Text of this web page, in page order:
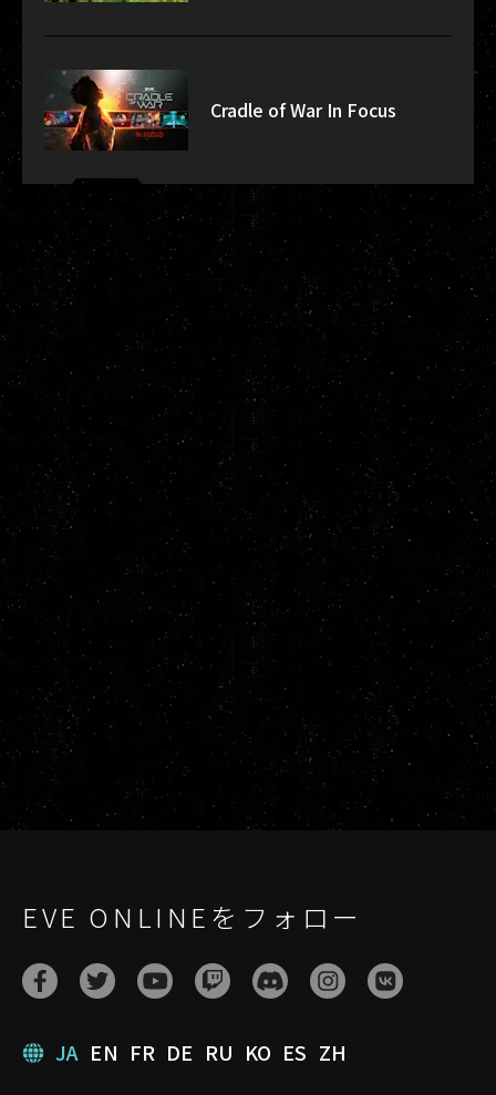
Cradle of War In Focus
EVE ONLINEをフォロー
JA EN FR DE RU KO ES ZH